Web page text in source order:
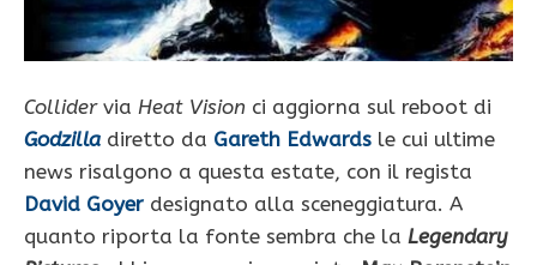
Collidervia Heat Vision ci aggiorna sul reboot di
Godzilla diretto da Gareth Edwards le cui ultime
news risalgono a questa estate, con il regista
David Goyer designato alla sceneggiatura. A
quanto riporta la fonte sembra che la Legendary